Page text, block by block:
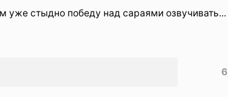
стыдно победу над сараями озвучивать...
6